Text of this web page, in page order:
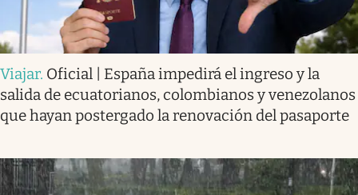
Viajar. Oficial | España impedirá el ingreso y la
salida de ecuatorianos, colombianos y venezolanos
que hayan postergado la renovación del pasaporte